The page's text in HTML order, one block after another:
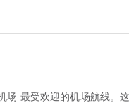
场 最受欢迎的机场航线。